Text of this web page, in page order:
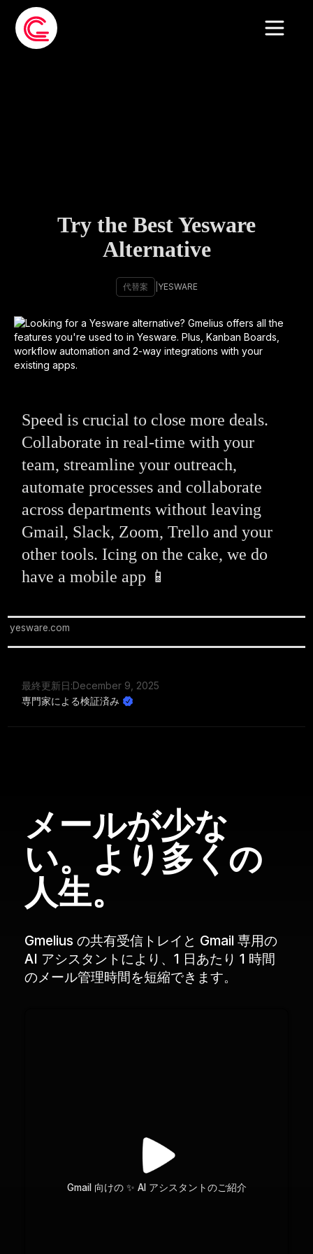
Try the Best Yesware
Alternative
代替案 YESWARE
Speed is crucial to close more deals.
Collaborate in real-time with your
team, streamline your outreach,
automate processes and collaborate
across departments without leaving
Gmail, Slack, Zoom, Trello and your
other tools. Icing on the cake, we do
have a mobile app 📱
yesware.com
最終更新日:December 9, 2025
専門家による検証済み
メールが少な
い。より多くの
人生。
Gmelius の共有受信トレイと Gmail 専用の
AI アシスタントにより、1 日あたり 1 時間
のメール管理時間を短縮できます。
Gmail 向けの ✨ AI アシスタントのご紹介